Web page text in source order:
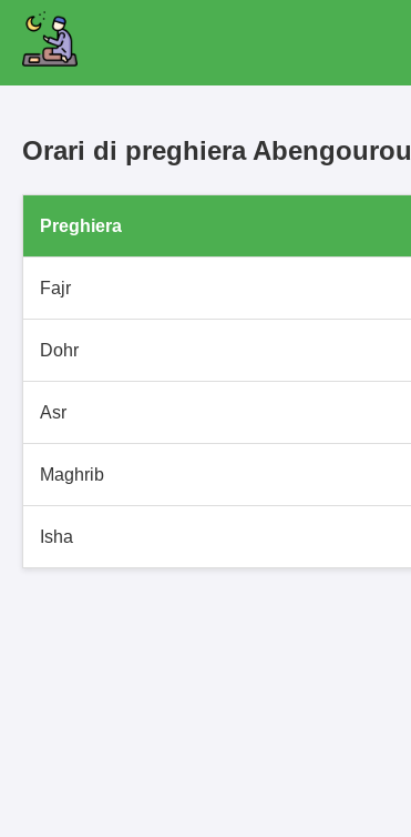
Orari di preghiera Abengourou
Preghiera
Fajr
Dohr
Asr
Maghrib
Isha